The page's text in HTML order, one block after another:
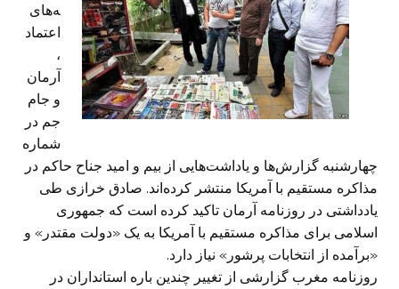
ه‌های
اعتماد
،
آرمان
و جام
جم در
شماره
چهارشنبه گزارش‌ها و یاداشت‌هایی از بیم و امید جناح حاکم در
مذاکره مستقیم با آمریکا منتشر کرده‌اند. صادق خرازی طی
یادداشتی در روزنامه آرمان تاکید کرده است که جمهوری
اسلامی برای مذاکره مستقیم با آمریکا به یک «دولت مقتدر» و
«برآمده از انتخابات پرشور» نیاز دارد.
روزنامه مغرب گزارشی از تغییر چندین باره استانداران در